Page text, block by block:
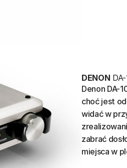
DENON
Denon DA-
choć jest
widać w
zabrać
miejsca w